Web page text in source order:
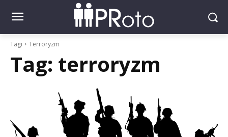
Tagi Terroryzm
Tag: terroryzm